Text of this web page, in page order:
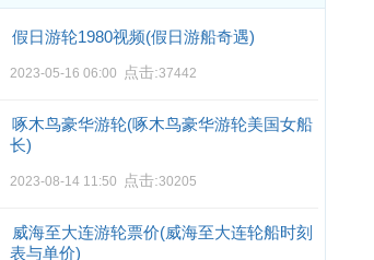
假日游轮1980视频(假日游船奇遇)
2023-05-16 06:00 点击:37442
啄木鸟豪华游轮(啄木鸟豪华游轮美国女船
长)
2023-08-14 11:50 点击:30205
威海至大连游轮票价(威海至大连轮船时刻
表与单价)